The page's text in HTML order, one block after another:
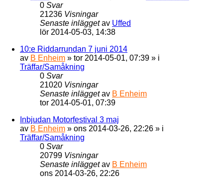
0 Svar
21236 Visningar
Senaste inläggetav Uffed
lör 2014-05-03, 14:38
10:e Riddarrundan 7 juni 2014
av B Enheim » tor 2014-05-01, 07:39 » i
Träffar/Samåkning
0 Svar
21020 Visningar
Senaste inläggetav B Enheim
tor 2014-05-01, 07:39
Inbjudan Motorfestival 3 maj
av B Enheim » ons 2014-03-26, 22:26 » i
Träffar/Samåkning
0 Svar
20799 Visningar
Senaste inläggetav B Enheim
ons 2014-03-26, 22:26